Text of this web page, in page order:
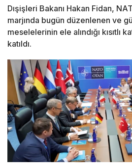
Dışişleri Bakanı Hakan Fidan,
marjında bugün düzenlenen ve
meselelerinin ele alındığı kısıtlı
katıldı.